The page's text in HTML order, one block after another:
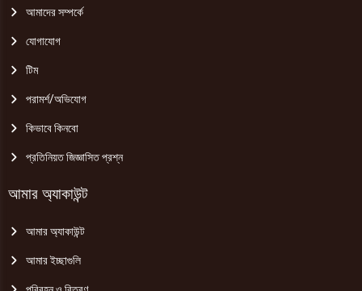
আমাদের সম্পর্কে
যোগাযোগ
টিম
পরামর্শ/অভিযোগ
কিভাবে কিনবো
প্রতিনিয়ত জিজ্ঞাসিত প্রশ্ন
আমার অ্যাকাউন্ট
আমার অ্যাকাউন্ট
আমার ইচ্ছাগুলি